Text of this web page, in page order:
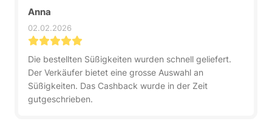
Anna
02.02.2026
Die bestellten Süßigkeiten wurden schnell geliefert.
Der Verkäufer bietet eine grosse Auswahl an
Süßigkeiten. Das Cashback wurde in der Zeit
gutgeschrieben.